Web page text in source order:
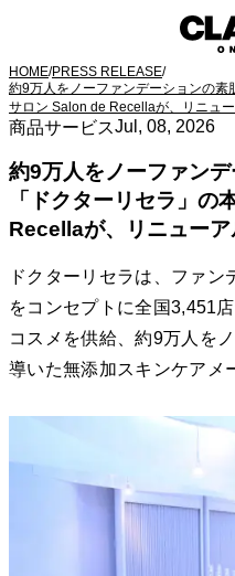
HOME/PRESS RELEASE/
約9万人をノーファンデーションの
サロン Salon de Recellaが、リニュー
商品サービスJul, 08, 2026
約9万人をノーファン
「ドクターリセラ」
Recellaが、リニューア
ドクターリセラは、ファン
をコンセプトに全国3,451
コスメを供給、約9万人を
導いた無添加スキンケアメ